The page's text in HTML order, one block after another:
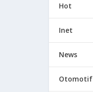
Hot
Inet
News
Otomotif